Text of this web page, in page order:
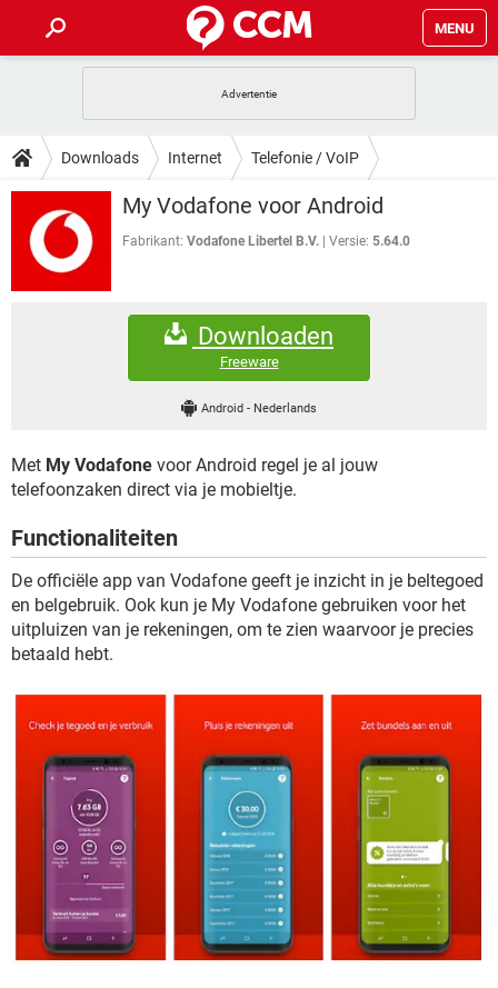
MENU
INSTAGRAM WINDOWS 10
CORONAVIRUS
GRATIS SNAPCHAT
TIKTOK
HOW-TO
VIDEOBELLEN
INSTAGRAM
NETFLIX
VIDEOBELLEN GAMES
INSTAGRAM
CORONAVIRUS
SNAPCHAT
FORUM
WINDOWS 10
CORONAVIRUS
SNAPCHAT
GAMES
GRATIS SNAPCHAT
Downloads Internet Telefonie / VoIP
My Vodafone voor Android
Fabrikant: Vodafone Libertel B.V. Versie: 5.64.0
Downloaden
Freeware
Android - Nederlands
Met My Vodafone voor Android regel je al jouw
telefoonzaken direct via je mobieltje.
Functionaliteiten
De officiële app van Vodafone geeft je inzicht in je beltegoed
en belgebruik. Ook kun je My Vodafone gebruiken voor het
uitpluizen van je rekeningen, om te zien waarvoor je precies
betaald hebt.